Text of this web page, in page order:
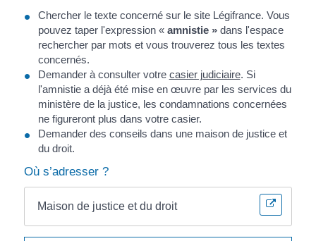
Chercher le texte concerné sur le site Légifrance. Vous
pouvez taper l'expression « amnistie »dans l'espace
rechercher par mots et vous trouverez tous les textes
concernés.
Demander à consulter votre casier judiciaire. Si
l'amnistie a déjà été mise en œuvre par les services du
ministère de la justice, les condamnations concernées
ne figureront plus dans votre casier.
Demander des conseils dans une maison de justice et
du droit.
Où s’adresser ?
Maison de justice et du droit